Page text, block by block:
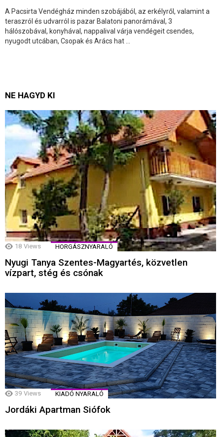
A Pacsirta Vendégház minden szobájából, az erkélyről, valamint a
teraszról és udvarról is pazar Balatoni panorámával, 3
hálószobával, konyhával, nappalival várja vendégeit csendes,
nyugodt utcában, Csopak és Arács hat ...
NE HAGYD KI
18 Views HORGÁSZNYARALÓ
Nyugi Tanya Szentes-Magyartés, közvetlen
vízpart, stég és csónak
39 Views KIADÓ NYARALÓ
Jordáki Apartman Siófok